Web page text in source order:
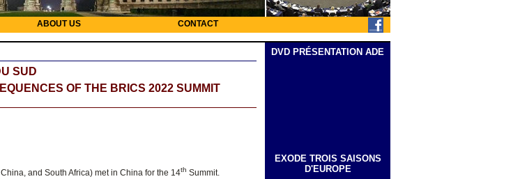
ABOUT US CONTACT
SUD
OF THE BRICS 2022 SUMMIT
and South Africa) met in China for the 14th Summit.
DVD PRÉSENTATION ADE
EXODE TROIS SAISONS
D'EUROPE